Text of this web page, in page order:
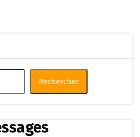
Rechercher